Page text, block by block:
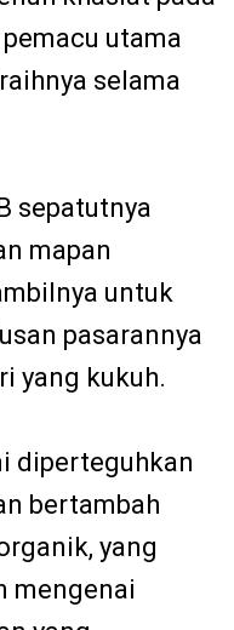
utama
selama
sepatutnya
mapan
untuk
pasarannya
yang kukuh.
diperteguhkan
bertambah
yang
mengenai